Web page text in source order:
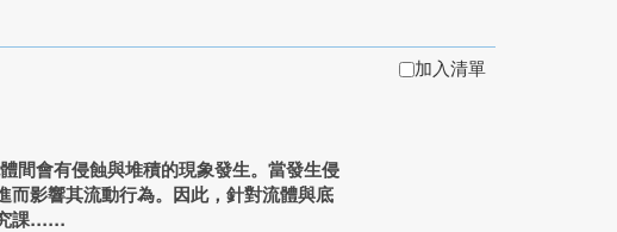
間會有侵蝕與堆積的現象發生。當發生侵
而影響其流動行為。因此，針對流體與底
課...
加入清單